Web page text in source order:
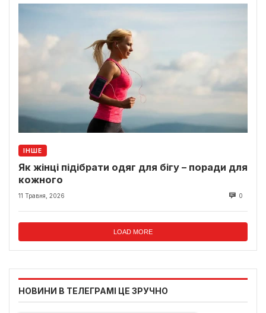
ІНШЕ
Як жінці підібрати одяг для бігу – поради для
кожного
11 Травня, 2026 0
LOAD MORE
НОВИНИ В ТЕЛЕГРАМІ ЦЕ ЗРУЧНО